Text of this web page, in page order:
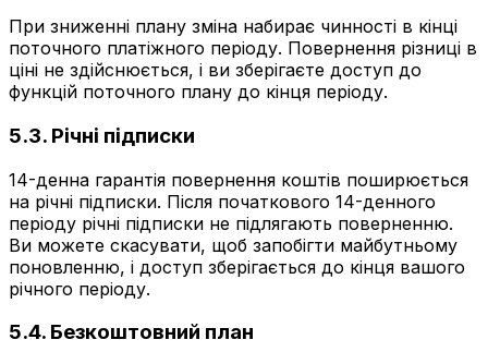
При зниженні плану зміна набирає чинності в кінці
поточного платіжного періоду. Повернення різниці в
ціні не здійснюється, і ви зберігаєте доступ до
функцій поточного плану до кінця періоду.
5.3. Річні підписки
14-денна гарантія повернення коштів поширюється
на річні підписки. Після початкового 14-денного
періоду річні підписки не підлягають поверненню.
Ви можете скасувати, щоб запобігти майбутньому
поновленню, і доступ зберігається до кінця вашого
річного періоду.
5.4. Безкоштовний план